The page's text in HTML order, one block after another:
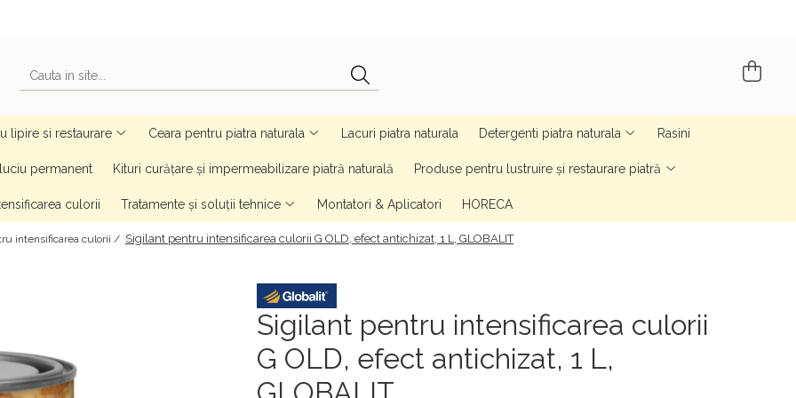
lipire si restaurare Ceara pentru piatra naturala Lacuri piatra naturala Detergenti piatra naturala Rasini
permanent Kituri curățare și impermeabilizare piatră naturală Produse pentru lustruire și restaurare piatră
culorii Tratamente și soluții tehnice Montatori & Aplicatori HORECA
intensificarea culorii / Sigilant pentru intensificarea culorii G OLD, efect antichizat, 1 L, GLOBALIT
Sigilant pentru intensificarea culorii
G OLD, efect antichizat, 1 L,